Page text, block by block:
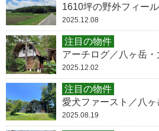
1610坪の野外フィー
2025.12.08
注目の物件
アーチログ／八ヶ岳
2025.12.02
注目の物件
愛犬ファースト／八ヶ
2025.08.19